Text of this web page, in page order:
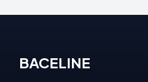
BACELINE